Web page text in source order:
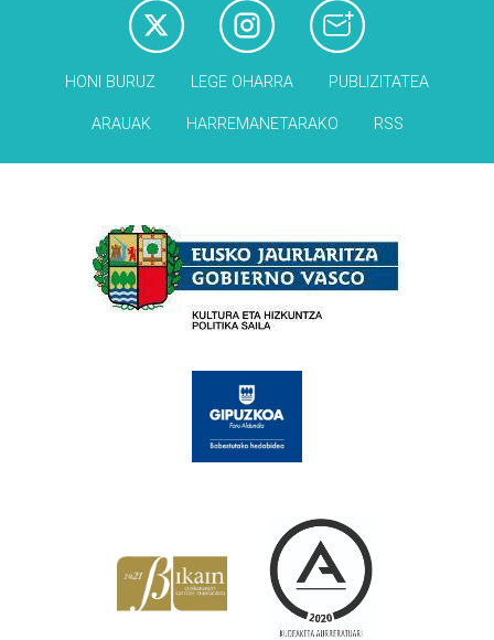
HONI BURUZ LEGE OHARRA PUBLIZITATEA
ARAUAK HARREMANETARAKO RSS